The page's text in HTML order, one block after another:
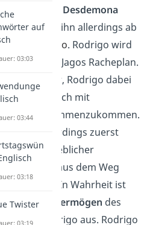
und
in Desdemona
. Sie weist ihn allerdings ab
Othelo. Rodrigo wird
Teil von Jagos Racheplan.
Jago gibt vor, Rodrigo dabei
doch noch mit
zusammenzukommen.
müsste allerdings zuerst
angeblicher
Cassio aus dem Weg
werden. In Wahrheit ist
auf das
Vermögen des
Rodrigo aus. Rodrigo
auf
03:03
03:44
03:18
Twister
03:19